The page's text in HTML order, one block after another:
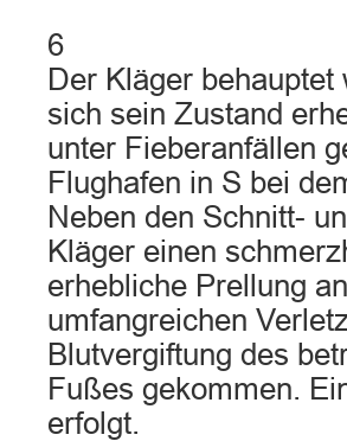
6
Der Kläger
sich sein Zustand
unter Fieberanfällen
Flughafen in S bei
Neben den Schnitt-
Kläger einen
erhebliche Prellung
umfangreichen
Blutvergiftung des
Fußes gekommen.
erfolgt.